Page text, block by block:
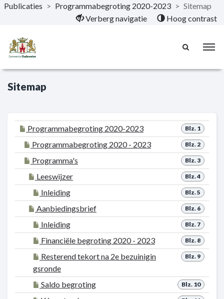
Naar hoofdinhoud
Publicaties > Programmabegroting 2020-2023 > Sitemap
Verberg navigatie
Hoog contrast
Sitemap
Blz. 1
Programmabegroting 2020-2023
Blz. 2
Programmabegroting 2020 - 2023
Blz. 3
Programma's
Blz. 4
Leeswijzer
Blz. 5
Inleiding
Blz. 6
Aanbiedingsbrief
Blz. 7
Inleiding
Blz. 8
Financiële begroting 2020 - 2023
Blz. 9
Resterend tekort na 2e bezuinigin
gsronde
Blz. 10
Saldo begroting